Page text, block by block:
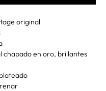
original
chapado en oro, brillantes